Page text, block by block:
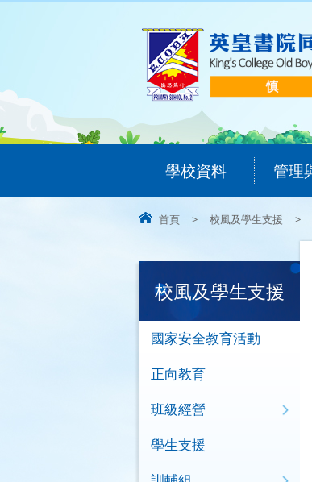
學校資料 管理
首頁 > 校風及學生支援 >
校風及學生支援
國家安全教育活動
正向教育
班級經營
學生支援